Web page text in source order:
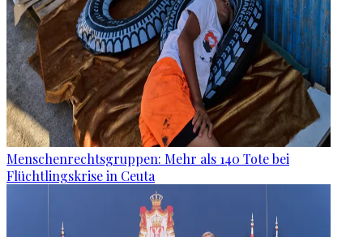
Menschenrechtsgruppen: Mehr als 140 Tote bei
Flüchtlingskrise in Ceuta